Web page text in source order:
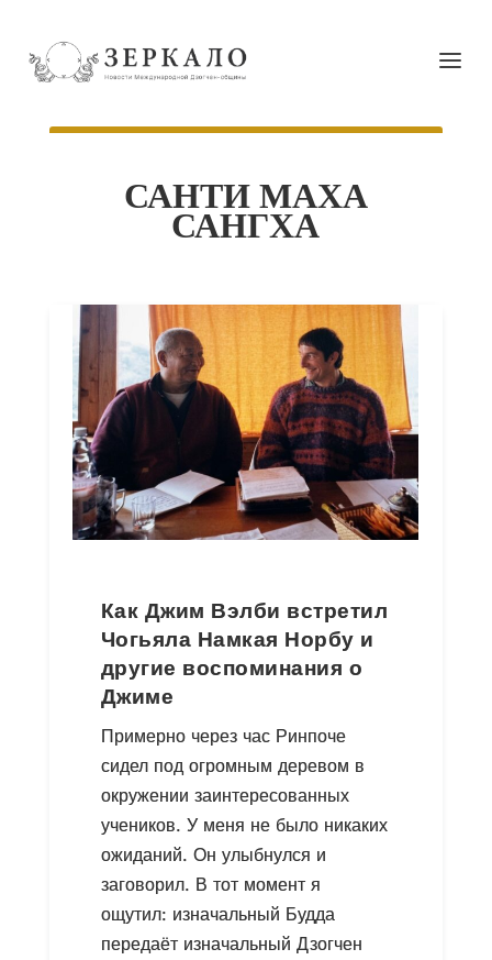
САНТИ МАХА
САНГХА
Как Джим Вэлби встретил
Чогьяла Намкая Норбу и
другие воспоминания о
Джиме
Примерно через час Ринпоче
сидел под огромным деревом в
окружении заинтересованных
учеников. У меня не было никаких
ожиданий. Он улыбнулся и
заговорил. В тот момент я
ощутил: изначальный Будда
передаёт изначальный Дзогчен